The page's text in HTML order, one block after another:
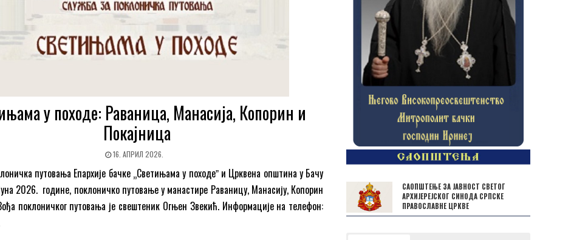
у походе: Раваница, Манасија, Копорин и
Покајница
16. АПРИЛ 2026.
путовања Епархије бачке „Светињама у походеˮ и Црквена општина у Бачу
2026. године, поклоничко путовање у манастире Раваницу, Манасију, Копорин
поклоничког путовања је свештеник Огњен Звекић. Информације на телефон:
САОПШТЕЊЕ ЗА ЈАВНОСТ СВЕТОГ
АРХИЈЕРЕЈСКОГ СИНОДА СРПСКЕ
ПРАВОСЛАВНЕ ЦРКВЕ